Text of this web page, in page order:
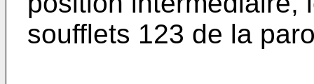
soufflets 123 de la